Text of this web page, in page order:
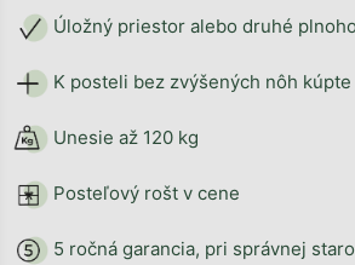
Úložný priestor alebo druhé
K posteli bez zvýšených nôh kúpte
Unesie až 120 kg
Posteľový rošt v cene
5 ročná garancia, pri správnej